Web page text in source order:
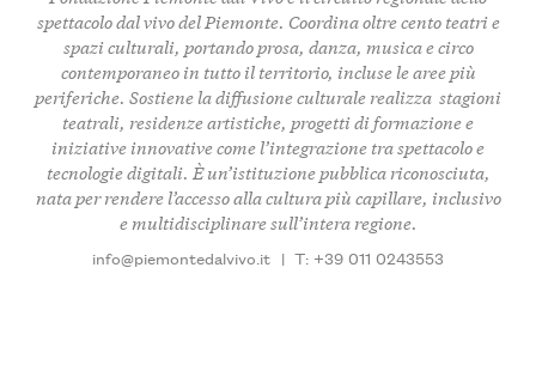
spettacolo dal vivo del Piemonte. Coordina oltre cento teatri e
spazi culturali, portandoprosa, danza, musica e circo
contemporaneoin tutto il territorio, incluse le aree più
periferiche. Sostiene la diffusione culturale realizza stagioni
teatrali, residenze artistiche, progetti di formazione e
iniziative innovative come l’integrazione tra spettacolo e
tecnologie digitali. È un’istituzione pubblica riconosciuta,
nata per rendere l’accesso alla cultura più capillare, inclusivo
e multidisciplinare sull’intera regione.
info@piemontedalvivo.it | T: +39 011 0243553